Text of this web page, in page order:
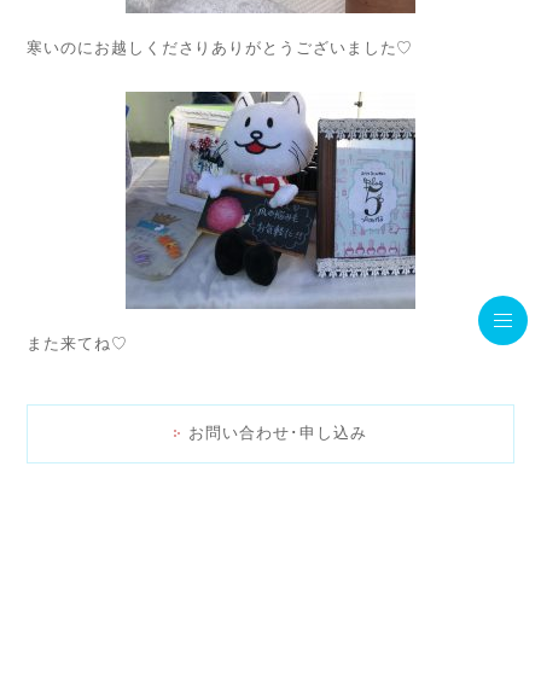
寒いのにお越しくださりありがとうございました♡
また来てね♡
お問い合わせ･申し込み